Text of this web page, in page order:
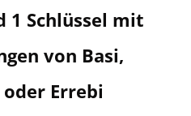
Schlüssel mit
von Basi,
Errebi